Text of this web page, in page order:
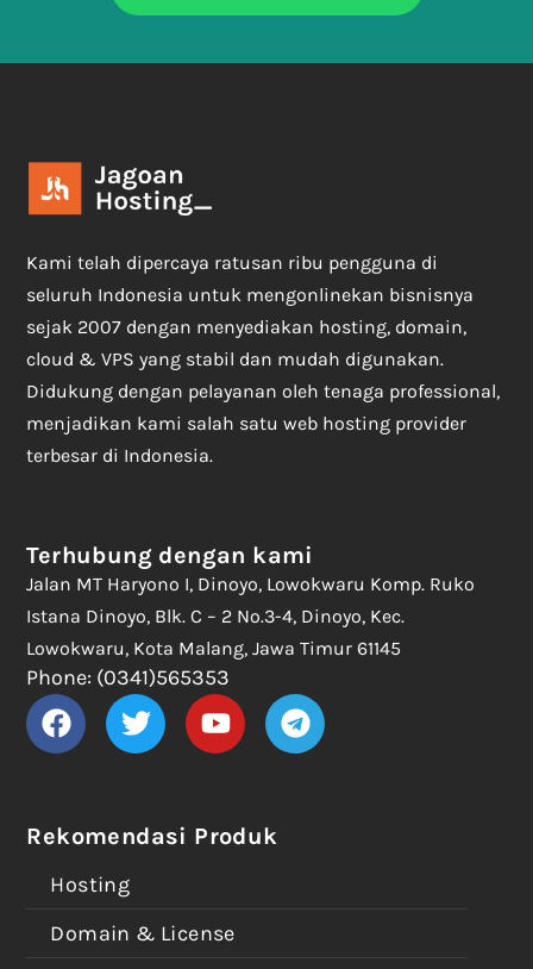
Kami telah dipercaya ratusan ribu pengguna di
seluruh Indonesia untuk mengonlinekan bisnisnya
sejak 2007 dengan menyediakan hosting, domain,
cloud & VPS yang stabil dan mudah digunakan.
Didukung dengan pelayanan oleh tenaga professional,
menjadikan kami salah satu web hosting provider
terbesar di Indonesia.
Rekomendasi Produk
Hosting
Domain & License
Terhubung dengan kami
Jalan MT Haryono I, Dinoyo, Lowokwaru Komp. Ruko
Istana Dinoyo, Blk. C – 2 No.3-4, Dinoyo, Kec.
Lowokwaru, Kota Malang, Jawa Timur 61145
Phone: (0341)565353